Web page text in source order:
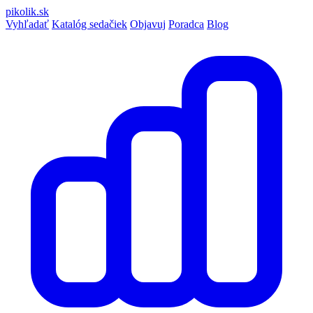
pikolik.sk
Vyhľadať Katalóg sedačiek Objavuj Poradca Blog